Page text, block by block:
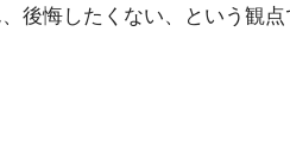
後悔したくない、という観点